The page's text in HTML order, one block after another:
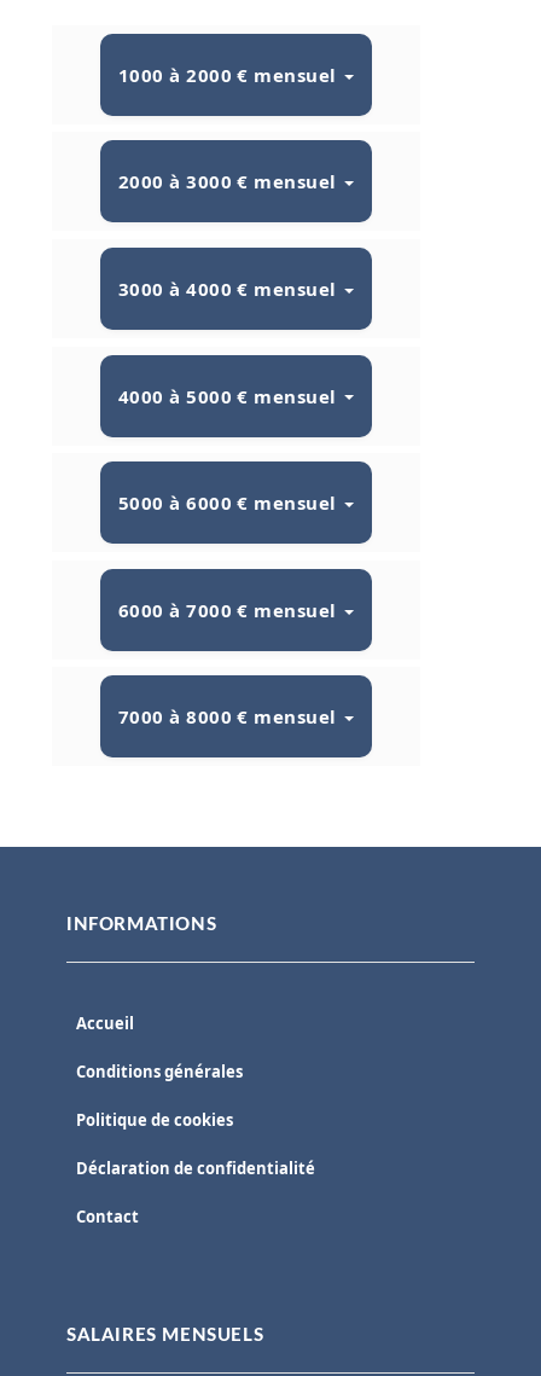
1000 à 2000 € mensuel
2000 à 3000 € mensuel
3000 à 4000 € mensuel
4000 à 5000 € mensuel
5000 à 6000 € mensuel
6000 à 7000 € mensuel
7000 à 8000 € mensuel
INFORMATIONS
Accueil
Conditions générales
Politique de cookies
Déclaration de confidentialité
Contact
SALAIRES MENSUELS